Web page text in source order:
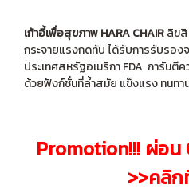
เก้าอี้เพื่อสุขภาพ HARA CHAIRลิขสิ
กระจายแรงกดทับ ได้รับการรับรอง
ประเทศสหรัฐอเมริกา FDA การัน
ด้วยฟังก์ชั่นที่ล้ำสมัย แข็งแรง ทนทา
Promotion!!! ผ่อน
>>คลิ